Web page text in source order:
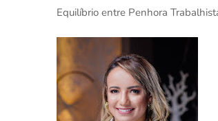
Equilíbrio entre Penhora